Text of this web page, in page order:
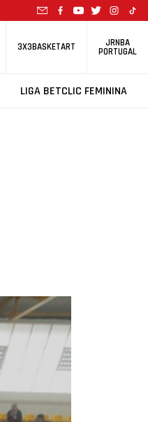
3X3BASKETART JRNBA
PORTUGAL
LIGA BETCLIC FEMININA